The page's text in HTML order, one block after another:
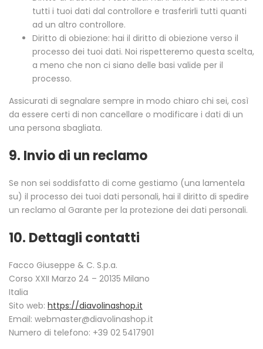
tutti i tuoi dati dal controllore e trasferirli tutti quanti
ad un altro controllore.
Diritto di obiezione: hai il diritto di obiezione verso il
processo dei tuoi dati. Noi rispetteremo questa scelta,
a meno che non ci siano delle basi valide per il
processo.
Assicurati di segnalare sempre in modo chiaro chi sei, così
da essere certi di non cancellare o modificare i dati di un
una persona sbagliata.
9. Invio di un reclamo
Se non sei soddisfatto di come gestiamo (una lamentela
su) il processo dei tuoi dati personali, hai il diritto di spedire
un reclamo al Garante per la protezione dei dati personali.
10. Dettagli contatti
Facco Giuseppe & C. S.p.a.
Corso XXII Marzo 24 – 20135 Milano
Italia
Sito web: https://diavolinashop.it
Email: webmaster@diavolinashop.it
Numero di telefono: +39 02 5417901